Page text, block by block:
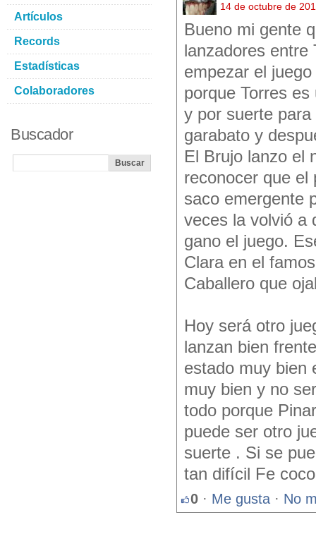
14 de octubre de
Bueno mi gente
lanzadores entre
empezar el
porque Torres
y por suerte
garabato y
El Brujo lanzo el
reconocer que el
saco emergente
veces la volvió a
gano el juego.
Clara en el
Caballero que
Hoy será otro
lanzan bien
estado muy bien
muy bien y no
todo porque
puede ser otro
suerte . Si se
tan difícil Fe
0 · Me gusta · No
Artículos
Records
Estadísticas
Colaboradores
Buscador